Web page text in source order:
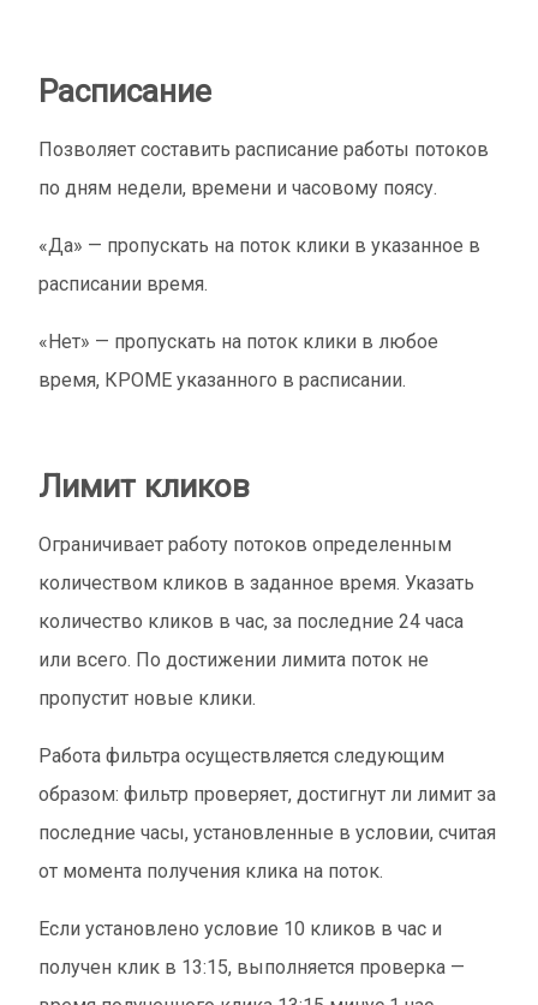
Расписание
Позволяет составить расписание работы потоков
по дням недели, времени и часовому поясу.
«Да» — пропускать на поток клики в указанное в
расписании время.
«Нет» — пропускать на поток клики в любое
время, КРОМЕ указанного в расписании.
Лимит кликов
Ограничивает работу потоков определенным
количеством кликов в заданное время. Указать
количество кликов в час, за последние 24 часа
или всего. По достижении лимита поток не
пропустит новые клики.
Работа фильтра осуществляется следующим
образом: фильтр проверяет, достигнут ли лимит за
последние часы, установленные в условии, считая
от момента получения клика на поток.
Если установлено условие 10 кликов в час и
получен клик в 13:15, выполняется проверка —